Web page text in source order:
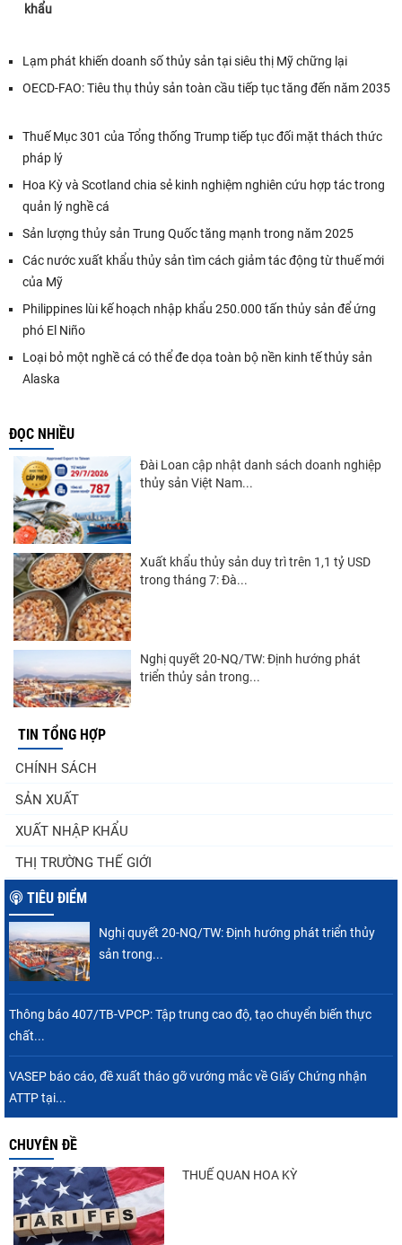
khẩu
Lạm phát khiến doanh số thủy sản tại siêu thị Mỹ chững lại
OECD-FAO: Tiêu thụ thủy sản toàn cầu tiếp tục tăng đến năm 2035
Thuế Mục 301 của Tổng thống Trump tiếp tục đối mặt thách thức
pháp lý
Hoa Kỳ và Scotland chia sẻ kinh nghiệm nghiên cứu hợp tác trong
quản lý nghề cá
Sản lượng thủy sản Trung Quốc tăng mạnh trong năm 2025
Các nước xuất khẩu thủy sản tìm cách giảm tác động từ thuế mới
của Mỹ
Philippines lùi kế hoạch nhập khẩu 250.000 tấn thủy sản để ứng
phó El Niño
Loại bỏ một nghề cá có thể đe dọa toàn bộ nền kinh tế thủy sản
Alaska
ĐỌC NHIỀU
Đài Loan cập nhật danh sách doanh nghiệp
thủy sản Việt Nam...
Xuất khẩu thủy sản duy trì trên 1,1 tỷ USD
trong tháng 7: Đà...
Nghị quyết 20-NQ/TW: Định hướng phát
triển thủy sản trong...
Thuế Mục 301 và bài toán thích ứng của
tôm Việt tại thị...
Xuất khẩu cá tra sang CPTPP: Mở rộng cơ
Trung Quốc tăng mạnh nhập khẩu mực,
TIN TỔNG HỢP
CHÍNH SÁCH
SẢN XUẤT
XUẤT NHẬP KHẨU
THỊ TRƯỜNG THẾ GIỚI
TIÊU ĐIỂM
Nghị quyết 20-NQ/TW: Định hướng phát triển thủy
sản trong...
Thông báo 407/TB-VPCP: Tập trung cao độ, tạo chuyển biến thực
chất...
VASEP báo cáo, đề xuất tháo gỡ vướng mắc về Giấy Chứng nhận
ATTP tại...
CHUYÊN ĐỀ
THUẾ QUAN HOA KỲ